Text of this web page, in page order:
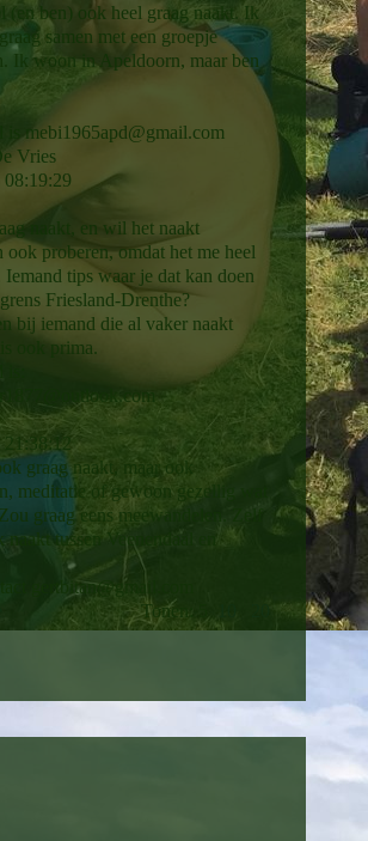
(en ben) ook heel graag naakt. Ik
samen met een groepje
Ik woon in Apeldoorn, maar ben
is mebi1965apd@gmail.com
Vries
08:19:29
naakt, en wil het naakt
ook proberen, omdat het me heel
Iemand tips waar je dat kan doen
Friesland-Drenthe?
bij iemand die al vaker naakt
is ook prima.
21:38:12
graag naakt, maar ook
meditatie of gewoon gezellig wat
graag eens meewandelen. Zelf
tussen Veenendaal en
gertbitan@gmail.com
Tonen: 5